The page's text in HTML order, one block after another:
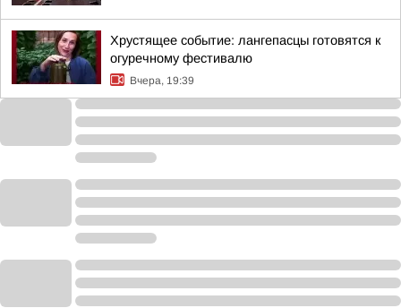
Хрустящее событие: лангепасцы готовятся к
огуречному фестивалю
Вчера, 19:39